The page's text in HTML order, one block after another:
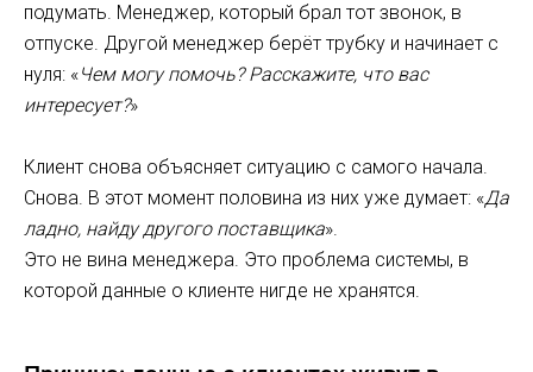
подумать. Менеджер, который брал тот звонок, в
отпуске. Другой менеджер берёт трубку и начинает с
нуля: «Чем могу помочь? Расскажите, что вас
интересует?»
Клиент снова объясняет ситуацию с самого начала.
Снова. В этот момент половина из них уже думает: «Да
ладно, найду другого поставщика».
Это не вина менеджера. Это проблема системы, в
которой данные о клиенте нигде не хранятся.